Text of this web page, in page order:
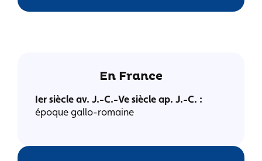
En France
Ier siècle av. J.-C.-Ve siècle ap. J.-C. :
époque gallo-romaine